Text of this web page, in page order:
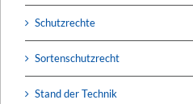
Schutzrechte
Sortenschutzrecht
Stand der Technik